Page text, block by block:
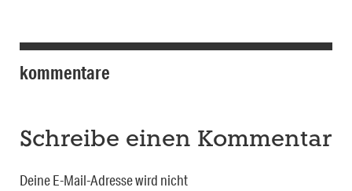
kommentare
Schreibe einen Kommentar
Deine E-Mail-Adresse wird nicht